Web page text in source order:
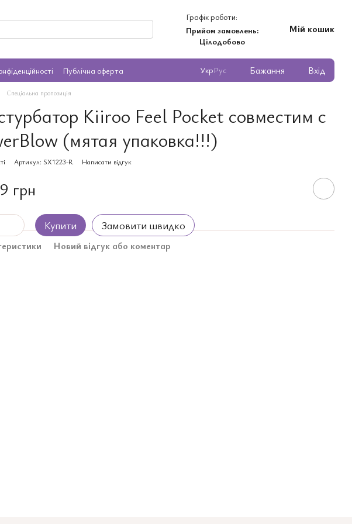
Графік роботи:
Прийом замовлень:
Цілодобово
Мій кошик
Публічна оферта УкрРус Бажання Вхід
Спеціальна пропозиція
Kiiroo Feel Pocket совместим с
(мятая упаковка!!!)
Артикул: SX1223-R Написати відгук
грн
Купити Замовити швидко
Новий відгук або коментар